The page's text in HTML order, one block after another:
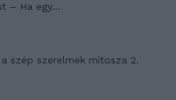
– Ha egy...
a szép szerelmek mítosza 2.